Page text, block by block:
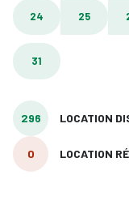
24 25
31
296 LOCATION
0 LOCATION